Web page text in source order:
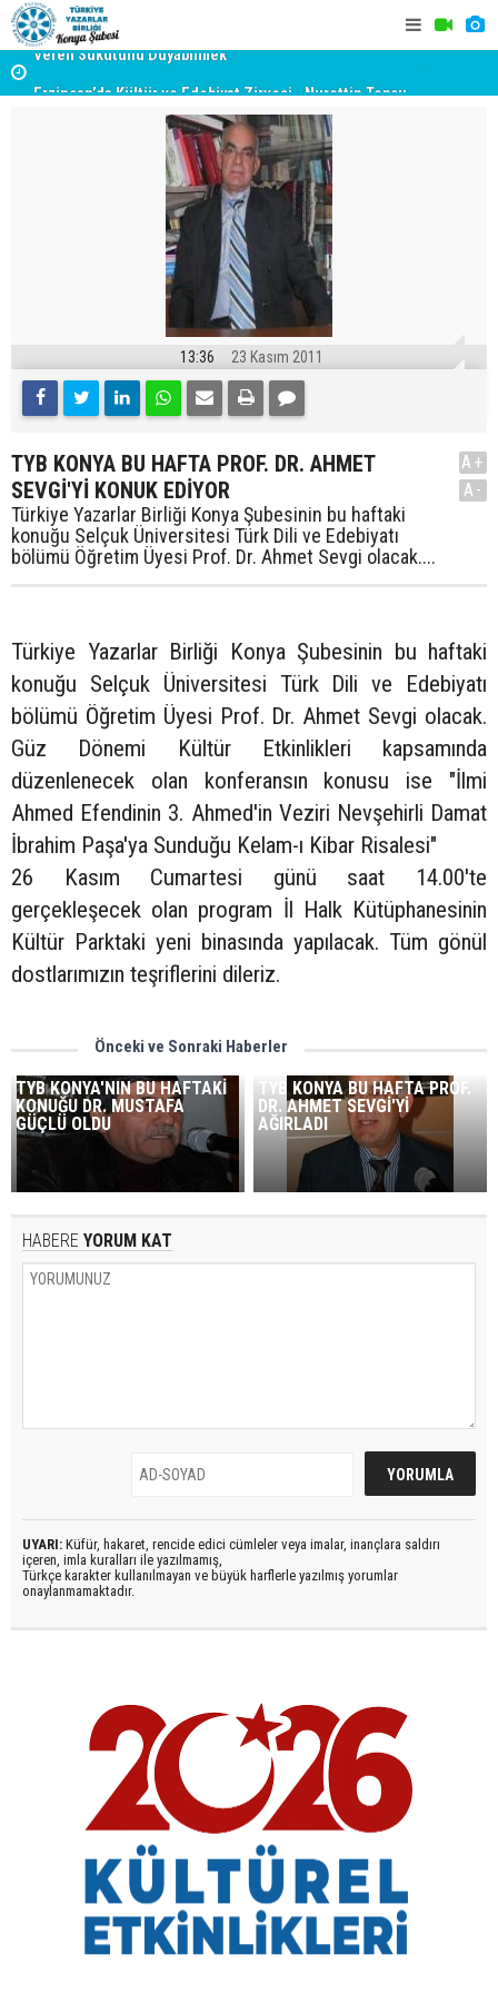
13:36 23 Kasım 2011
TYB KONYA BU HAFTA PROF. DR. AHMET
SEVGİ'Yİ KONUK EDİYOR
Türkiye Yazarlar Birliği Konya Şubesinin bu haftaki
konuğu Selçuk Üniversitesi Türk Dili ve Edebiyatı
bölümü Öğretim Üyesi Prof. Dr. Ahmet Sevgi olacak....
A+
A-
Türkiye Yazarlar Birliği Konya Şubesinin bu haftaki
konuğu Selçuk Üniversitesi Türk Dili ve Edebiyatı
bölümü Öğretim Üyesi Prof. Dr. Ahmet Sevgi olacak.
Güz Dönemi Kültür Etkinlikleri kapsamında
düzenlenecek olan konferansın konusu ise "İlmi
Ahmed Efendinin 3. Ahmed'in Veziri Nevşehirli Damat
İbrahim Paşa'ya Sunduğu Kelam-ı Kibar Risalesi"
26 Kasım Cumartesi günü saat 14.00'te
gerçekleşecek olan program İl Halk Kütüphanesinin
Kültür Parktaki yeni binasında yapılacak. Tüm gönül
dostlarımızın teşriflerini dileriz.
Önceki ve Sonraki Haberler
TYB KONYA'NIN BU HAFTAKİ
KONUĞU DR. MUSTAFA
GÜÇLÜ OLDU
TYB KONYA BU HAFTA PROF.
DR. AHMET SEVGİ'Yİ
AĞIRLADI
HABERE YORUM KAT
UYARI: Küfür, hakaret, rencide edici cümleler veya imalar, inançlara saldırı
içeren, imla kuralları ile yazılmamış,
Türkçe karakter kullanılmayan ve büyük harflerle yazılmış yorumlar
onaylanmamaktadır.